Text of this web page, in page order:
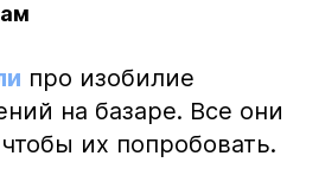
про изобилие
на базаре. Все они
их попробовать.